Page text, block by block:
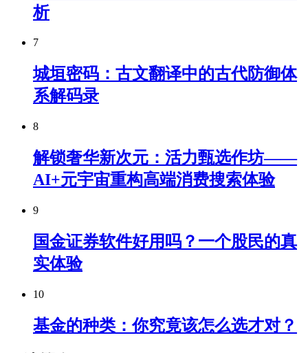
析
7
城垣密码：古文翻译中的古代防御体
系解码录
8
解锁奢华新次元：活力甄选作坊——
AI+元宇宙重构高端消费搜索体验
9
国金证券软件好用吗？一个股民的真
实体验
10
基金的种类：你究竟该怎么选才对？